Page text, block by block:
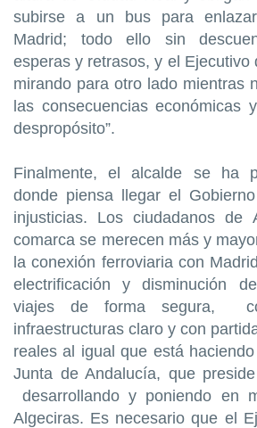
subirse a un bus para
Madrid; todo ello sin
esperas y retrasos, y el Ejecutivo
mirando para otro lado mientras
las consecuencias económicas
despropósito”.
Finalmente, el alcalde se ha
donde piensa llegar el
injusticias. Los ciudadanos de
comarca se merecen más y
la conexión ferroviaria con
electrificación y disminución
viajes de forma segura,
infraestructuras claro y con
reales al igual que está
Junta de Andalucía, que
desarrollando y poniendo en
Algeciras. Es necesario que el